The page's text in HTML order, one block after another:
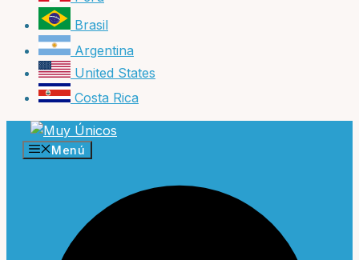
Brasil
Argentina
United States
Costa Rica
Menú